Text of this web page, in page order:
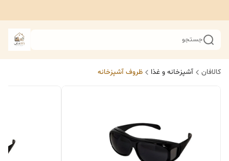
جستجو
کالافان آشپزخانه و غذا ظروف آشپزخانه